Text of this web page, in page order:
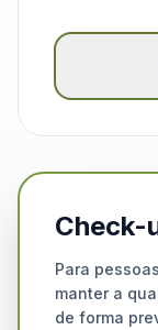
Check-
Para
manter a
de forma